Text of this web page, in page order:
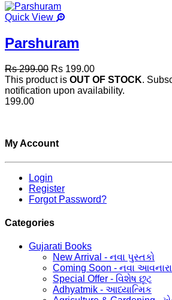
Quick View
Parshuram
Rs 299.00 Rs 199.00
This product is OUT OF STOCK.
notification upon availability.
199.00
My Account
Login
Register
Forgot Password?
Categories
Gujarati Books
New Arrival - નવા પુસ્તકો
Coming Soon - નવા
Special Offer - વિશેષ છૂટ
Adhyatmik - આધ્યાત્મિક